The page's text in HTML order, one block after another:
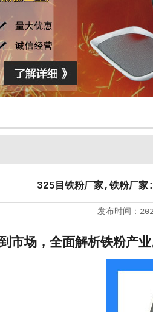
325目铁粉厂家,铁粉厂家:
发布时间：
市场，全面解析铁粉产业